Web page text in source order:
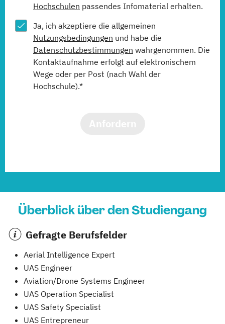
Hochschulen passendes Infomaterial erhalten.
Ja, ich akzeptiere die allgemeinen
Nutzungsbedingungen und habe die
Datenschutzbestimmungen wahrgenommen. Die
Kontaktaufnahme erfolgt auf elektronischem
Wege oder per Post (nach Wahl der
Hochschule).*
Überblick über den Studiengang
Gefragte Berufsfelder
Aerial Intelligence Expert
UAS Engineer
Aviation/Drone Systems Engineer
UAS Operation Specialist
UAS Safety Specialist
UAS Entrepreneur